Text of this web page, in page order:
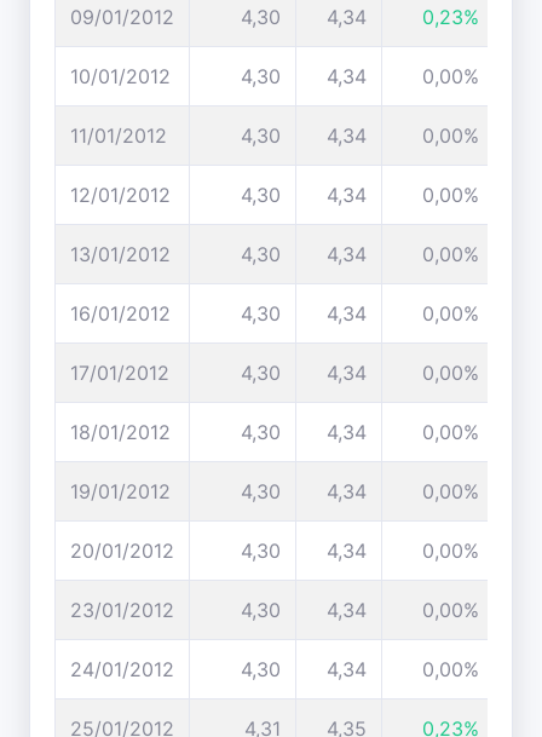
09/01/2012 4,30 4,34 0,23%
10/01/2012 4,30 4,34 0,00%
11/01/2012 4,30 4,34 0,00%
12/01/2012 4,30 4,34 0,00%
13/01/2012 4,30 4,34 0,00%
16/01/2012 4,30 4,34 0,00%
17/01/2012 4,30 4,34 0,00%
18/01/2012 4,30 4,34 0,00%
19/01/2012 4,30 4,34 0,00%
20/01/2012 4,30 4,34 0,00%
23/01/2012 4,30 4,34 0,00%
24/01/2012 4,30 4,34 0,00%
25/01/2012 4,31 4,35 0,23%